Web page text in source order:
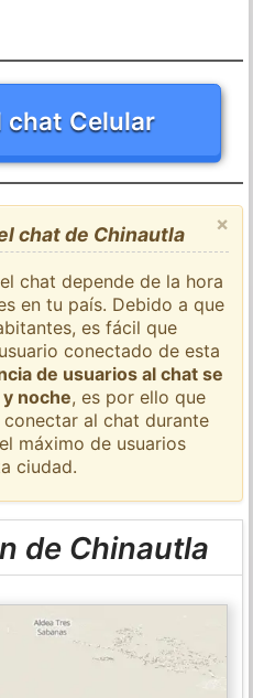
chat Celular
×
chat de Chinautla
chat depende de la hora
en tu país. Debido a que
es fácil que
conectado de esta
de usuarios al chat se
noche, es por ello que
al chat durante
máximo de usuarios
ciudad.
de Chinautla